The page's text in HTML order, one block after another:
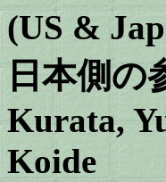
(US &
日本側の
Kurata,
Koide